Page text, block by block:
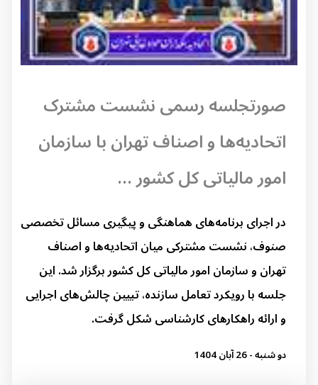
صورتجلسه رسمی نشست مشترک
اتحادیه‌ها و اصناف تهران با سازمان
امور مالیاتی کل کشور ...
در اجرای برنامه‌های هماهنگی و پیگیری مسائل تخصصی
صنوف، نشست مشترکی میان اتحادیه‌ها و اصناف
تهران و سازمان امور مالیاتی کل کشور برگزار شد. این
جلسه با رویکرد تعامل سازنده، تبیین چالش‌های اجرایی
و ارائه راهکارهای کارشناسی شکل گرفت.
دو شنبه - 26 آبان 1404